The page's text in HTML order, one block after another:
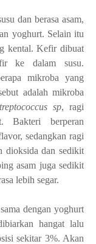
dan berasa asam,
yoghurt. Selain itu
kental. Kefir dibuat
ke dalam susu.
mikroba yang
adalah mikroba
sp, ragi
Bakteri berperan
sedangkan ragi
dioksida dan sedikit
asam juga sedikit
lebih segar.
dengan yoghurt
hangat lalu
sekitar 3%. Akan